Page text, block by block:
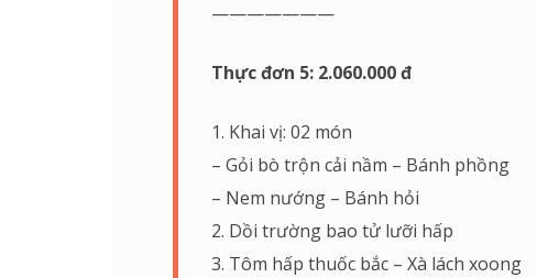
———————
Thực đơn 5: 2.060.000 đ
1. Khai vị: 02 món
– Gỏi bò trộn cải nầm – Bánh phồng
– Nem nướng – Bánh hỏi
2. Dồi trường bao tử lưỡi hấp
3. Tôm hấp thuốc bắc – Xà lách xoong